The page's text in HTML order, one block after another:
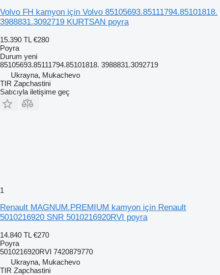
Volvo FH kamyon için Volvo 85105693.85111794.85101818.
3988831.3092719 KURTSAN poyra
15.390 TL €280
Poyra
Durum yeni
85105693.85111794.85101818. 3988831.3092719
Ukrayna, Mukachevo
TIR Zapchastini
Satıcıyla iletişime geç
1
Renault MAGNUM.PREMIUM kamyon için Renault
5010216920 SNR 5010216920RVI poyra
14.840 TL €270
Poyra
5010216920RVI 7420879770
Ukrayna, Mukachevo
TIR Zapchastini